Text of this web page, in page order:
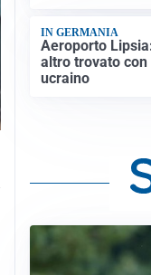
IN GERMANIA
Aeroporto
altro trovato
ucraino